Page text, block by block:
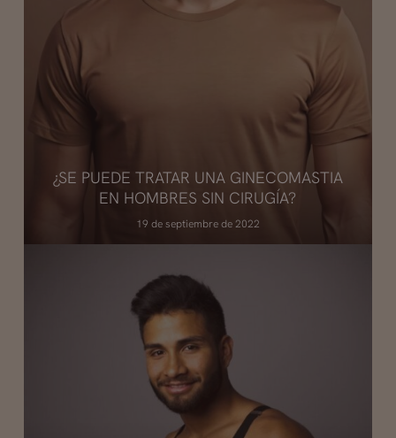
¿SE PUEDE TRATAR UNA GINECOMASTIA
EN HOMBRES SIN CIRUGÍA?
19 de septiembre de 2022